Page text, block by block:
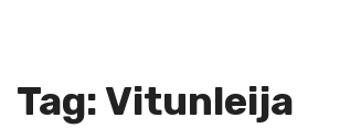
Tag: Vitunleija